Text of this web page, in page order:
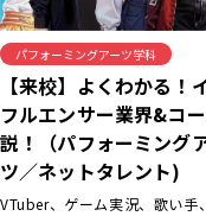
パフォーミングアーツ学科
【来校】よくわかる！
フルエンサー業界&コ
説！（パフォーミング
ツ／ネットタレント)
VTuber、ゲーム実況、歌い手